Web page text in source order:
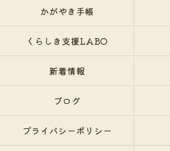
かがやき手帳
くらしき支援LABO
新着情報
ブログ
プライバシーポリシー